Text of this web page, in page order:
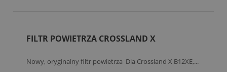
FILTR POWIETRZA CROSSLAND X
Nowy, oryginalny filtr powietrza Dla Crossland X B12XE,...